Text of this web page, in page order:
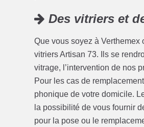
Des vitriers et
Que vous soyez à
vitriers Artisan 73. Ils se
vitrage, l’intervention de nos
Pour les cas de
phonique de votre domicile.
la possibilité de vous fournir
pour la pose ou le